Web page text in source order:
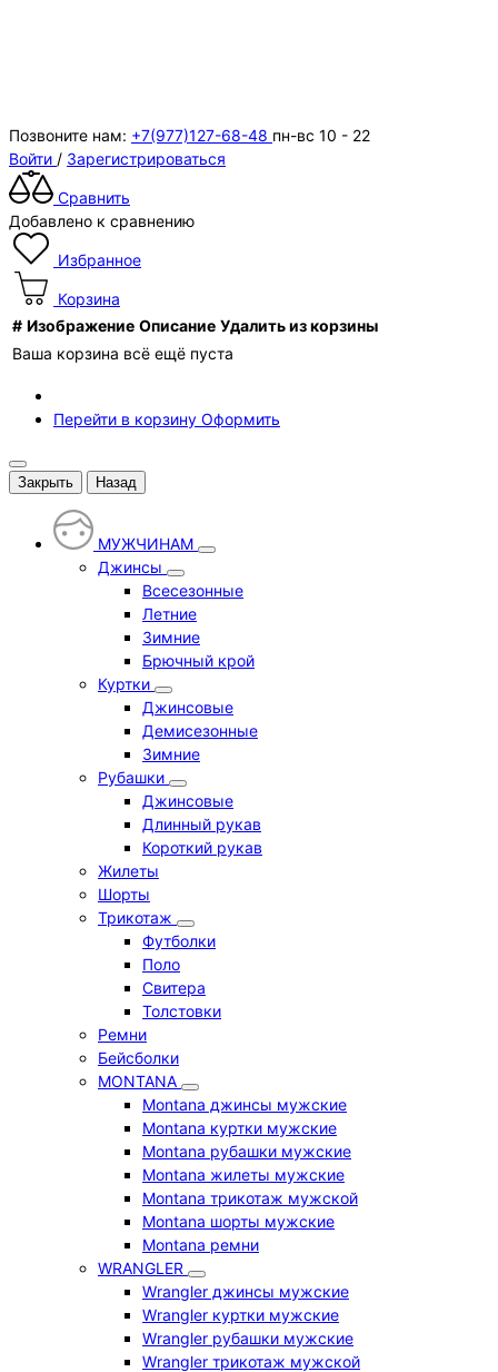
Позвоните нам: +7(977)127-68-48 пн-вс 10 - 22
Войти / Зарегистрироваться
Сравнить
Добавлено к сравнению
Избранное
Корзина
# Изображение Описание Удалить из корзины
Ваша корзина всё ещё пуста
Перейти в корзину Оформить
Закрыть Назад
МУЖЧИНАМ
Джинсы
Всесезонные
Летние
Зимние
Брючный крой
Куртки
Джинсовые
Демисезонные
Зимние
Рубашки
Джинсовые
Длинный рукав
Короткий рукав
Жилеты
Шорты
Трикотаж
Футболки
Поло
Свитера
Толстовки
Ремни
Бейсболки
MONTANA
Montana джинсы мужские
Montana куртки мужские
Montana рубашки мужские
Montana жилеты мужские
Montana трикотаж мужской
Montana шорты мужские
Montana ремни
WRANGLER
Wrangler джинсы мужские
Wrangler куртки мужские
Wrangler рубашки мужские
Wrangler трикотаж мужской